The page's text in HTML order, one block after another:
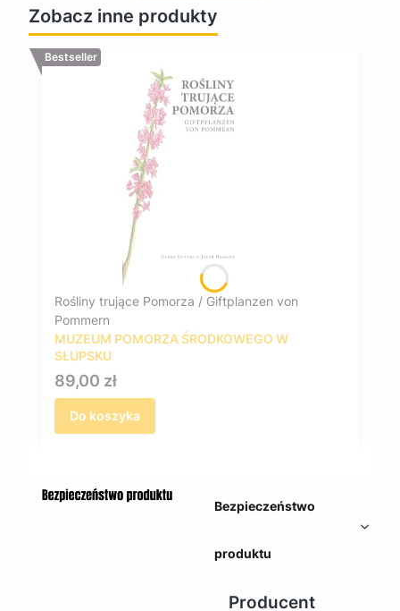
Zobacz inne produkty
Bestseller
Rośliny trujące Pomorza / Giftplanzen von
Pommern
MUZEUM POMORZA ŚRODKOWEGO W
SŁUPSKU
Cena
89,00 zł
Do koszyka
Bezpieczeństwo
produktu
Producent